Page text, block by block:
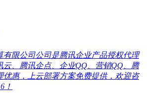
有限公司公司是腾讯企业产品授权代理
云、腾讯企点、企业QQ、营销QQ、腾
优惠，上云部署方案免费提供，欢迎咨
！